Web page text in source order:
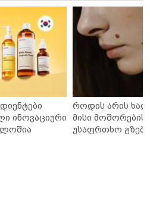
ინოვაციური
როდის არის
მისი მოშორების
უსაფრთხო გზები